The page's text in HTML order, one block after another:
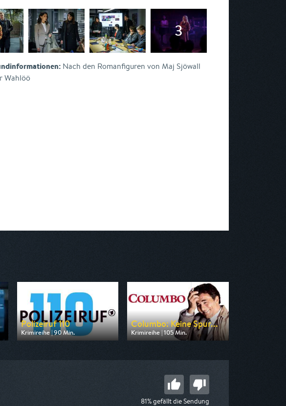
Nach den Romanfiguren von Maj Sjöwall
Wahlöö
Polizeiruf 110
Krimireihe | 90 Min.
Ausgestrahlt von MDR
Columbo: Keine Spur...
Krimireihe | 105 Min.
Ausgestrahlt von RTLup
81% gefällt die Sendung